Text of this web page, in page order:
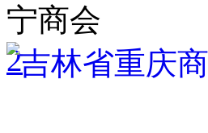
宁商会
2